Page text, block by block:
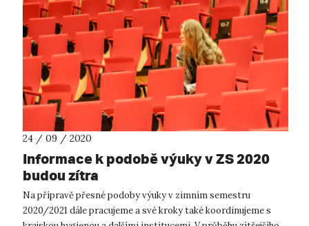
24 / 09 / 2020
Informace k podobě výuky v ZS 2020
budou zítra
Na přípravě přesné podoby výuky v zimním semestru
2020/2021 dále pracujeme a své kroky také koordinujeme s